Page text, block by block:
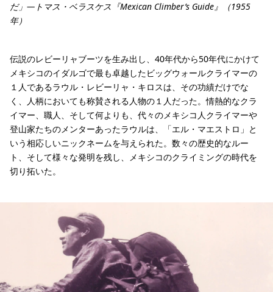
だ」―トマス・ベラスケス『Mexican Climber’s Guide』（1955
年）
伝説のレビーリャブーツを生み出し、40年代から50年代にかけて
メキシコのイダルゴで最も卓越したビッグウォールクライマーの
１人であるラウル・レビーリャ・キロスは、その功績だけでな
く、人柄においても称賛される人物の１人だった。情熱的なクラ
イマー、職人、そして何よりも、代々のメキシコ人クライマーや
登山家たちのメンターあったラウルは、「エル・マエストロ」と
いう相応しいニックネームを与えられた。数々の歴史的なルー
ト、そして様々な発明を残し、メキシコのクライミングの時代を
切り拓いた。